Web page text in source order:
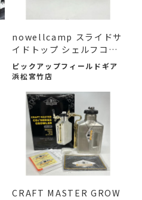
nowellcamp スライドサ
イドトップ シェルフコン
テ...
ピックアップフィールドギア
浜松宮竹店
CRAFT MASTER GROW